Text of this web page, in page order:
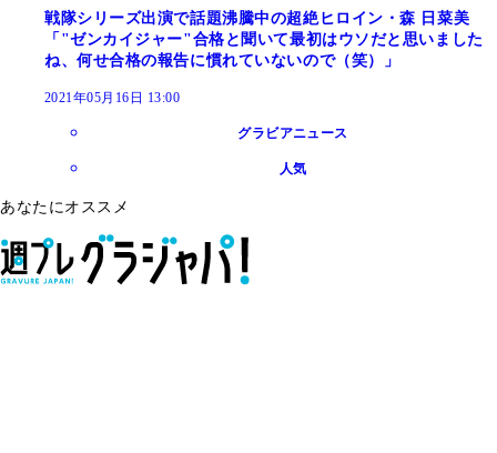
戦隊シリーズ出演で話題沸騰中の超絶ヒロイン・森 日菜美
「"ゼンカイジャー"合格と聞いて最初はウソだと思いました
ね、何せ合格の報告に慣れていないので（笑）」
2021年05月16日 13:00
グラビアニュース
人気
あなたにオススメ